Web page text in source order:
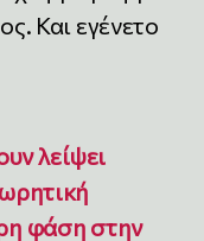
Και εγένετο
λείψει
φάση στην